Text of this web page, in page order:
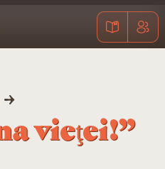
→
vieţei!”